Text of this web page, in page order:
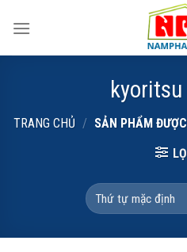
TRANG CHỦ / SẢN PHẨM